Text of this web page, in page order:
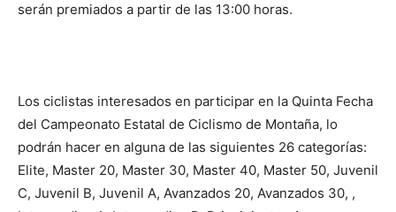
serán premiados a partir de las 13:00 horas.
Los ciclistas interesados en participar en la Quinta Fecha
del Campeonato Estatal de Ciclismo de Montaña, lo
podrán hacer en alguna de las siguientes 26 categorías:
Elite, Master 20, Master 30, Master 40, Master 50, Juvenil
C, Juvenil B, Juvenil A, Avanzados 20, Avanzados 30, ,